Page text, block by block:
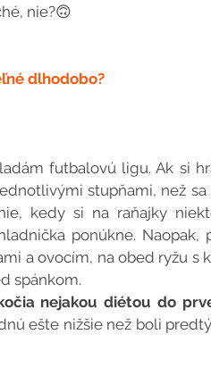
nie?🙃
dlhodobo?
futbalovú ligu. Ak si
stupňami, než sa
kedy si na raňajky
ponúkne.
a ovocím, na obed ryžu s
spánkom.
nejakou diétou do
ešte nižšie než boli